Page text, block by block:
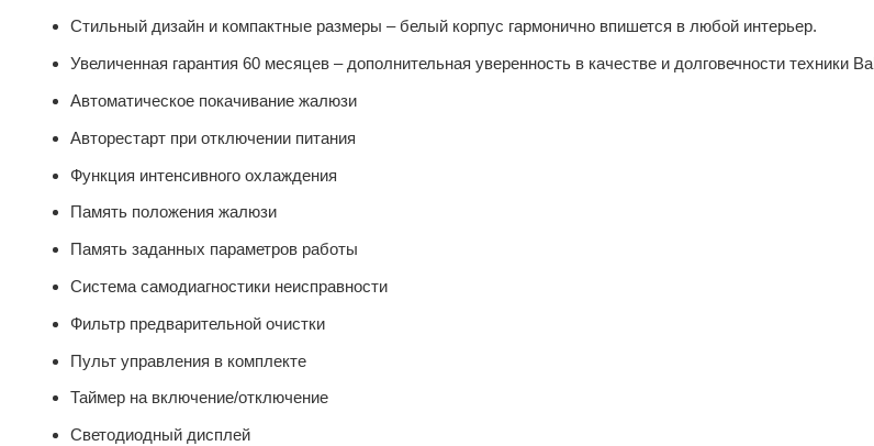
Стильный дизайн и компактные размеры – белый корпус гармонично впишется в любой интерьер.
Увеличенная гарантия 60 месяцев – дополнительная уверенность в качестве и долговечности техники
Автоматическое покачивание жалюзи
Авторестарт при отключении питания
Функция интенсивного охлаждения
Память положения жалюзи
Память заданных параметров работы
Система самодиагностики неисправности
Фильтр предварительной очистки
Пульт управления в комплекте
Таймер на включение/отключение
Светодиодный дисплей